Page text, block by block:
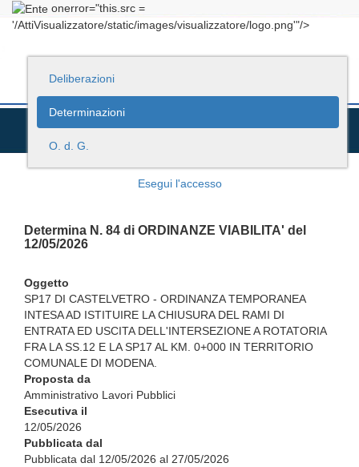
onerror="this.src =
'/AttiVisualizzatore/static/images/visualizzatore/logo.png'"/>
Deliberazioni
Determinazioni
O. d. G.
Esegui l'accesso
Determina N. 84 di ORDINANZE VIABILITA' del
12/05/2026
Oggetto
SP17 DI CASTELVETRO - ORDINANZA TEMPORANEA
INTESA AD ISTITUIRE LA CHIUSURA DEL RAMI DI
ENTRATA ED USCITA DELL'INTERSEZIONE A ROTATORIA
FRA LA SS.12 E LA SP17 AL KM. 0+000 IN TERRITORIO
COMUNALE DI MODENA.
Proposta da
Amministrativo Lavori Pubblici
Esecutiva il
12/05/2026
Pubblicata dal
Pubblicata dal 12/05/2026 al 27/05/2026